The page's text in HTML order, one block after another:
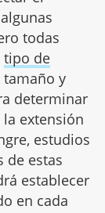
todas
tipo de
y
determinar
extensión
estudios
de estas
establecer
en cada